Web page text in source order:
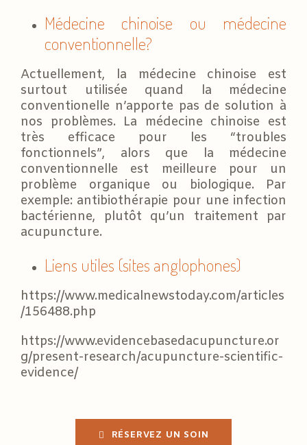
Médecine chinoise ou médecine
conventionnelle?
Actuellement, la médecine chinoise est
surtout utilisée quand la médecine
conventionelle n’apporte pas de solution à
nos problèmes. La médecine chinoise est
très efficace pour les “troubles
fonctionnels”, alors que la médecine
conventionnelle est meilleure pour un
problème organique ou biologique. Par
exemple: antibiothérapie pour une infection
bactérienne, plutôt qu’un traitement par
acupuncture.
Liens utiles (sites anglophones)
https://www.medicalnewstoday.com/articles
/156488.php
https://www.evidencebasedacupuncture.or
g/present-research/acupuncture-scientific-
evidence/
RÉSERVEZ UN SOIN